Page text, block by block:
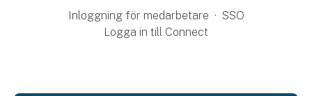
Inloggning för medarbetare · SSO
Logga in till Connect